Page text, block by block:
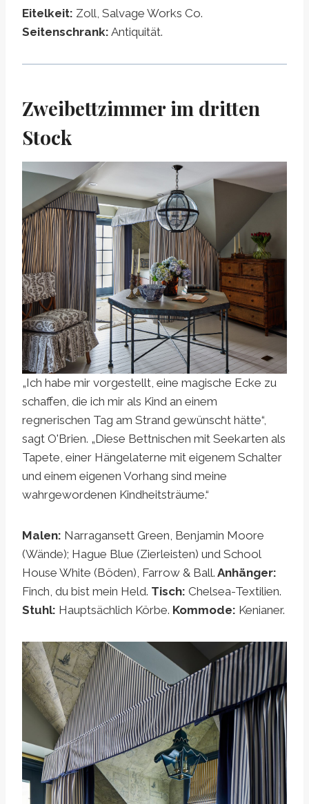
Eitelkeit: Zoll, Salvage Works Co.
Seitenschrank: Antiquität.
Zweibettzimmer im dritten
Stock
„Ich habe mir vorgestellt, eine magische Ecke zu
schaffen, die ich mir als Kind an einem
regnerischen Tag am Strand gewünscht hätte“,
sagt O'Brien. „Diese Bettnischen mit Seekarten als
Tapete, einer Hängelaterne mit eigenem Schalter
und einem eigenen Vorhang sind meine
wahrgewordenen Kindheitsträume.“
Malen: Narragansett Green, Benjamin Moore
(Wände); Hague Blue (Zierleisten) und School
House White (Böden), Farrow & Ball. Anhänger:
Finch, du bist mein Held. Tisch: Chelsea-Textilien.
Stuhl: Hauptsächlich Körbe. Kommode: Kenianer.